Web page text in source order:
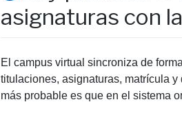
asignaturas con
El campus virtual sincroniza de
titulaciones, asignaturas, matrícula
más probable es que en el sistema